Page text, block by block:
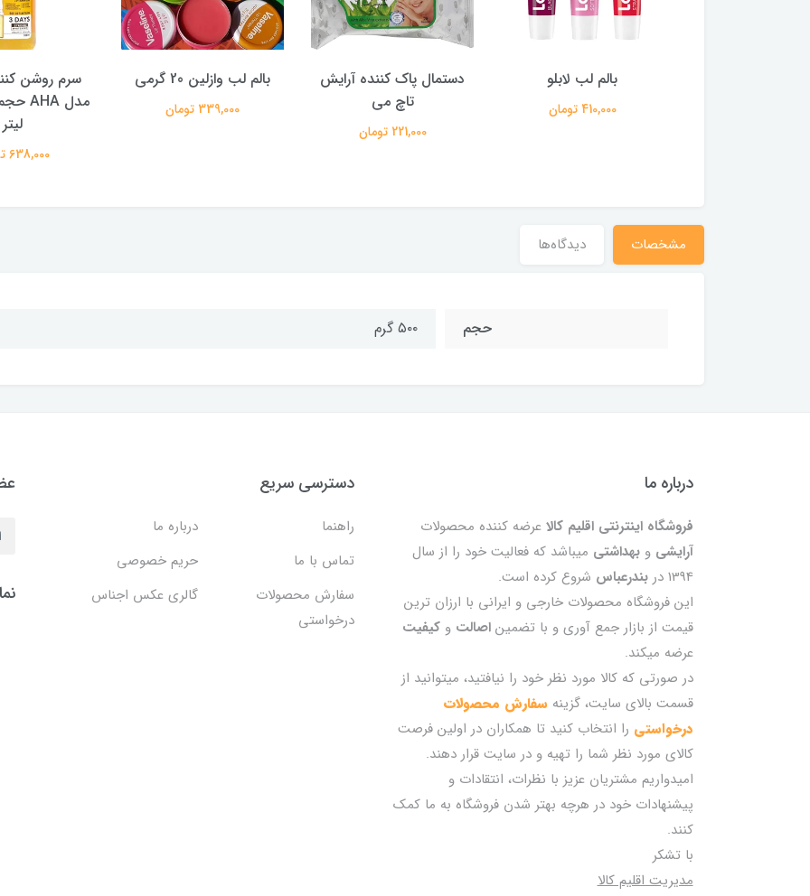
بالم لب لابلو
410,000 تومان
دستمال پاک کننده آرایش
تاچ می
221,000 تومان
بالم لب وازلین 20 گرمی
339,000 تومان
سرم روشن
لیتر
638,000 تومان
مشخصات دیدگاه‌ها
حجم ۵۰۰ گرم
درباره ما
فروشگاه اینترنتی اقلیم کالا عرضه کننده محصولات
آرایشیوبهداشتی میباشد که فعالیت خود را از سال
1394 در
بندرعباس شروع کرده است.
این فروشگاه محصولات خارجی و ایرانی با ارزان ترین
قیمت از بازار جمع آوری و با تضمیناصالتوکیفیت
عرضه میکند.
در صورتی که کالا مورد نظر خود را نیافتید، میتوانید از
قسمت بالای سایت، گزینه سفارش محصولات
درخواستی را انتخاب کنید تا همکاران در اولین فرصت
کالای مورد نظر شما را تهیه و در سایت قرار دهند.
امیدواریم مشتریان عزیز با نظرات، انتقادات و
پیشنهادات خود در هرچه بهتر شدن فروشگاه به ما کمک
کنند.
با تشکر
مدیریت اقلیم کالا
دسترسی سریع
راهنما
درباره ما
تماس با ما
حریم خصوصی
سفارش محصولات
درخواستی
گالری عکس اجناس